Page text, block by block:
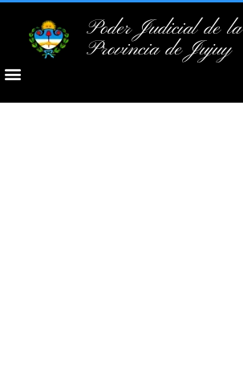
Poder Judicial de la
Provincia de Jujuy